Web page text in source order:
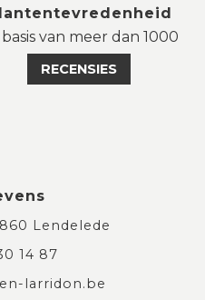
van meer dan 1000
RECENSIES
Lendelede
14 87
larridon.be